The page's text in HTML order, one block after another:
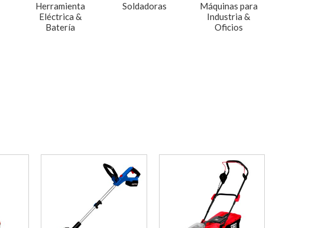
Herramienta
Eléctrica &
Batería
Soldadoras
Máquinas para
Industria &
Oficios